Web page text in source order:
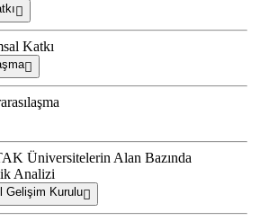
Katkı
Üniversitelerin Alan Bazında
Analizi
Gelişim Kurulu